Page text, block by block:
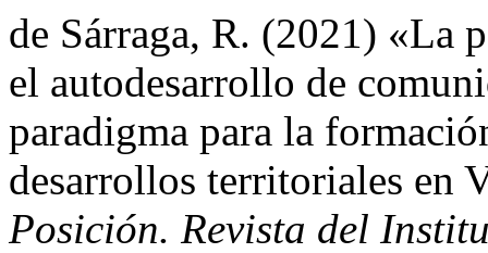
de Sárraga, R. (2021) «La
el autodesarrollo de
paradigma para la
desarrollos territoriales en
Posición. Revista del